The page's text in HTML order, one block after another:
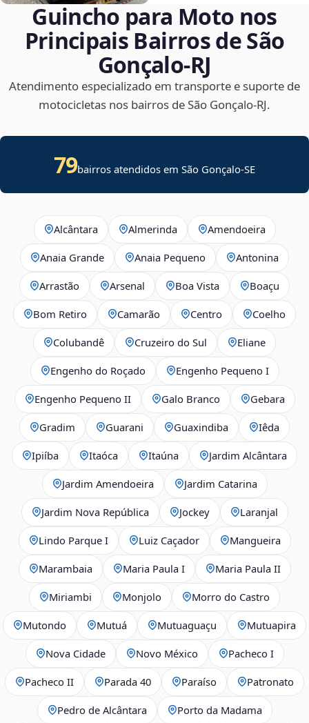
Guincho para Moto nos
Principais Bairros de São
Gonçalo‑RJ
Atendimento especializado em transporte e suporte de
motocicletas nos bairros de São Gonçalo‑RJ.
79bairros atendidos emSão Gonçalo-SE
Alcântara Almerinda Amendoeira
Anaia Grande Anaia Pequeno Antonina
Arrastão Arsenal Boa Vista Boaçu
Bom Retiro Camarão Centro Coelho
Colubandê Cruzeiro do Sul Eliane
Engenho do Roçado Engenho Pequeno I
Engenho Pequeno II Galo Branco Gebara
Gradim Guarani Guaxindiba Iêda
Ipiíba Itaóca Itaúna Jardim Alcântara
Jardim Amendoeira Jardim Catarina
Jardim Nova República Jockey Laranjal
Lindo Parque I Luiz Caçador Mangueira
Marambaia Maria Paula I Maria Paula II
Miriambi Monjolo Morro do Castro
Mutondo Mutuá Mutuaguaçu Mutuapira
Nova Cidade Novo México Pacheco I
Pacheco II Parada 40 Paraíso Patronato
Pedro de Alcântara Porto da Madama